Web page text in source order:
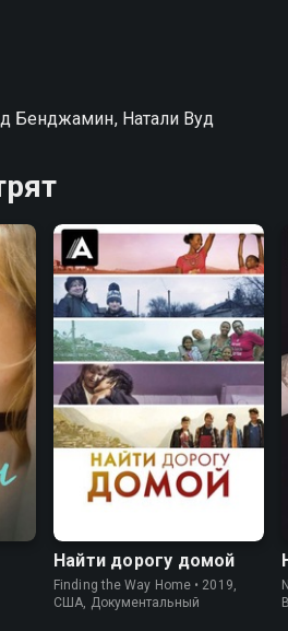
Бенджамин, Натали Вуд
7.5
Найти дорогу домой
Finding the Way Home • 2019,
США, Документальный